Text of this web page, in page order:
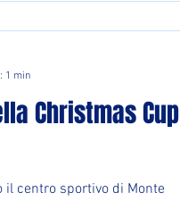
Christmas Cup
centro sportivo di Monte
1 min